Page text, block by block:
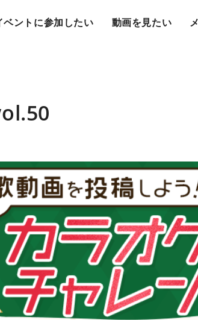
ベントに参加したい 動画を見たい